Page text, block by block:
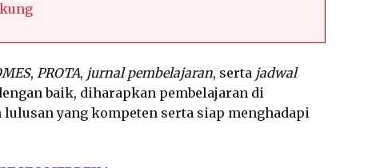
, PROTA, jurnal pembelajaran, serta jadwal
baik, diharapkan pembelajaran di
yang kompeten serta siap menghadapi